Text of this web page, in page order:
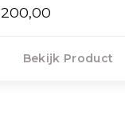
Bekijk Product